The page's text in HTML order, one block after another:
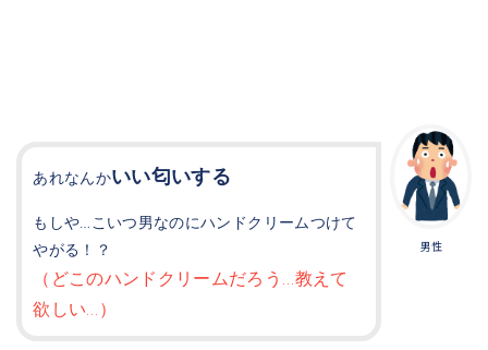
男性
あれなんかいい匂いする
もしや…こいつ男なのにハンドクリームつけて
やがる！？
（どこのハンドクリームだろう…教えて
欲しい…）